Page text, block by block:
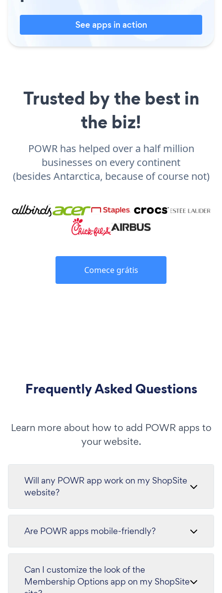
See apps in action
Trusted by the best in
the biz!
POWR has helped over a half million
businesses on every continent
(besides Antarctica, because of course not)
Comece grátis
Frequently Asked Questions
Learn more about how to add POWR apps to
your website.
Will any POWR app work on my ShopSite
website?
Are POWR apps mobile-friendly?
Can I customize the look of the
Membership Options app on my ShopSite